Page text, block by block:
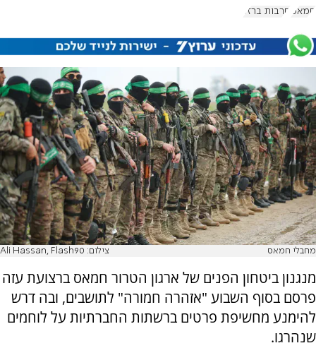
חמאס חרבות ברזל
מחבלי חמאס צילום: Ali Hassan, Flash90
מנגנון ביטחון הפנים של ארגון הטרור חמאס ברצועת עזה
פרסם בסוף השבוע "אזהרה חמורה" לתושבים, ובה דרש
להימנע מחשיפת פרטים ברשתות החברתיות על לוחמים
שנהרגו.